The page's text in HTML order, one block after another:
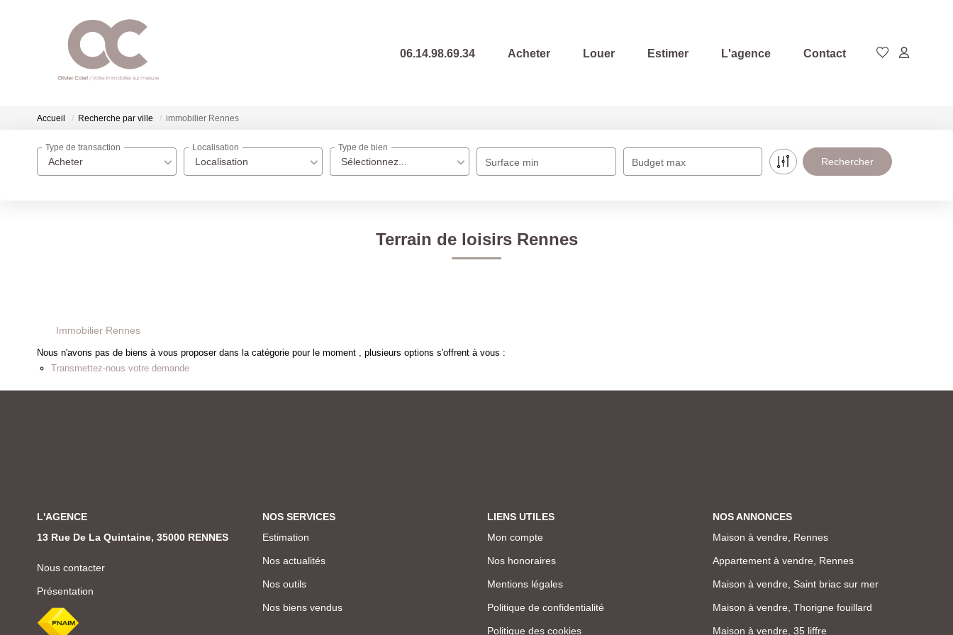
06.14.98.69.34 Acheter Louer Estimer L'agence Contact
Accueil Recherche par ville immobilier Rennes
Acheter
Type de transaction
Localisation
Localisation
Sélectionnez...
Type de bien
Surface min Budget max
Terrain de loisirs Rennes
Immobilier Rennes
Nous n'avons pas de biens à vous proposer dans la catégorie pour le moment , plusieurs options s'offrent à vous :
Transmettez-nous votre demande
L'AGENCE
13 Rue De La Quintaine, 35000 RENNES
Nous contacter
Présentation
NOS SERVICES
Estimation
Nos actualités
Nos outils
Nos biens vendus
LIENS UTILES
Mon compte
Nos honoraires
Mentions légales
Politique de confidentialité
Politique des cookies
NOS ANNONCES
Maison à vendre, Rennes
Appartement à vendre, Rennes
Maison à vendre, Saint briac sur mer
Maison à vendre, Thorigne fouillard
Maison à vendre, 35 liffre